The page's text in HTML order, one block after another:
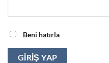
Beni hatırla
GIRIŞ YAP